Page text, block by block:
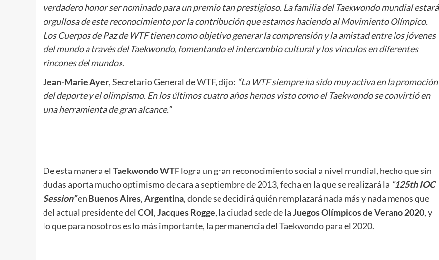
verdadero honor ser nominado para un premio tan prestigioso. La familia del Taekwondo mundial estará
orgullosa de este reconocimiento por la contribución que estamos haciendo al Movimiento Olímpico.
Los Cuerpos de Paz de WTF tienen como objetivo generar la comprensión y la amistad entre los jóvenes
del mundo a través del Taekwondo, fomentando el intercambio cultural y los vínculos en diferentes
rincones del mundo».
Jean-Marie Ayer, Secretario General de WTF, dijo: “La WTF siempre ha sido muy activa en la promoción
del deporte y el olimpismo. En los últimos cuatro años hemos visto como el Taekwondo se convirtió en
una herramienta de gran alcance.”
De esta manera el Taekwondo WTFlogra un gran reconocimiento social a nivel mundial, hecho que sin
dudas aporta mucho optimismo de cara a septiembre de 2013, fecha en la que se realizará la “125th IOC
Session”en Buenos Aires,Argentina, donde se decidirá quién remplazará nada más y nada menos que
del actual presidente del COI,Jacques Rogge, la ciudad sede de laJuegos Olímpicos de Verano 2020, y
lo que para nosotros es lo más importante, la permanencia del Taekwondo para el 2020.